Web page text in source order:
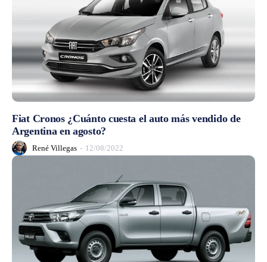
Fiat Cronos ¿Cuánto cuesta el auto más vendido de
Argentina en agosto?
René Villegas - 12/08/2022